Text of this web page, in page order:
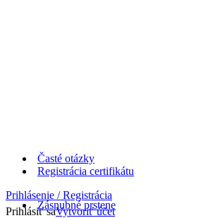
Časté otázky
Registrácia certifikátu
Prihlásenie / Registrácia
Prihlásiť saVytvoriť účet
Zásnubné prstene